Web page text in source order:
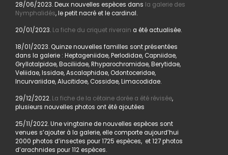
28/06/2023. Deux nouvelles espèces dans la galerie des
Nymphalidés, le petit nacré et le cardinal.
20/01/2023. La fiche du criquet riverain a été actualisée.
18/01/2023. Quinze nouvelles familles sont présentées
dans la galerie : Heptageniidae, Perlodidae, Capniidae,
Gryllotalpidae, Baciliidae, Rhyparochromidae, Berytidae,
Veliidae, Issidae, Ascalaphidae, Odontoceridae,
Incurvariidae, Alucitidae, Cossidae, Limacodidae.
29/12/2022. La fiche de la cétoine dorée a été révisée,
plusieurs nouvelles photos ont été ajoutées
25/11/2022. Une vingtaine de nouvelles espèces sont
venues s’ajouter à la galerie, elle comporte aujourd’hui
2000 photos d’insectes pour 1725 espèces, et 127 photos
d’arachnides pour 112 espèces.